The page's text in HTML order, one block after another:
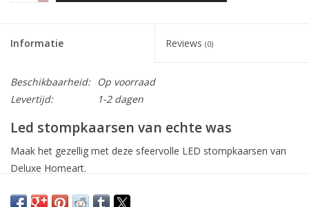
Informatie Reviews (0)
Beschikbaarheid:
Op voorraad
Levertijd:
1-2 dagen
Led stompkaarsen van echte was
Maak het gezellig met deze sfeervolle LED stompkaarsen van
Deluxe Homeart.
Homeart. Ze zijn bijna niet van echt te onderscheiden door de